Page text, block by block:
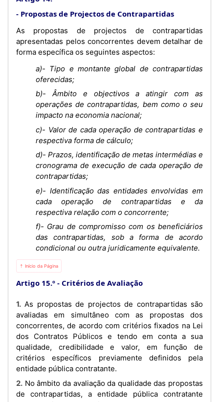
Propostas de Projectos de Contrapartidas
As propostas de projectos de contrapartidas
apresentadas pelos concorrentes devem detalhar de
forma específica os seguintes aspectos:
a)- Tipo e montante global de contrapartidas
oferecidas;
b)- Âmbito e objectivos a atingir com as
operações de contrapartidas, bem como o seu
impacto na economia nacional;
c)- Valor de cada operação de contrapartidas e
respectiva forma de cálculo;
d)- Prazos, identificação de metas intermédias e
cronograma de execução de cada operação de
contrapartidas;
e)- Identificação das entidades envolvidas em
cada operação de contrapartidas e da
respectiva relação com o concorrente;
f)- Grau de compromisso com os beneficiários
das contrapartidas, sob a forma de acordo
condicional ou outra juridicamente equivalente.
⇡ Início da Página
Artigo 15.º Critérios de Avaliação
1. As propostas de projectos de contrapartidas são
avaliadas em simultâneo com as propostas dos
concorrentes, de acordo com critérios fixados na Lei
dos Contratos Públicos e tendo em conta a sua
qualidade, credibilidade e valor, em função de
critérios específicos previamente definidos pela
entidade pública contratante.
2. No âmbito da avaliação da qualidade das propostas
de contrapartidas, a entidade pública contratante